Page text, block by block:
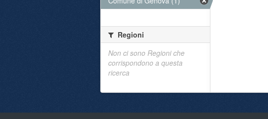
Regioni
Non ci sono Regioni che
corrispondono a questa
ricerca